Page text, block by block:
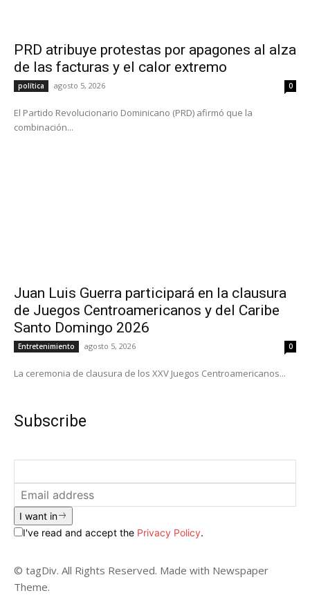
PRD atribuye protestas por apagones al alza
de las facturas y el calor extremo
política agosto 5, 2026 0
El Partido Revolucionario Dominicano (PRD) afirmó que la
combinación...
Juan Luis Guerra participará en la clausura
de Juegos Centroamericanos y del Caribe
Santo Domingo 2026
Entretenimiento agosto 5, 2026 0
La ceremonia de clausura de los XXV Juegos Centroamericanos...
Subscribe
I want in
I've read and accept the Privacy Policy.
© tagDiv. All Rights Reserved. Made with Newspaper
Theme.